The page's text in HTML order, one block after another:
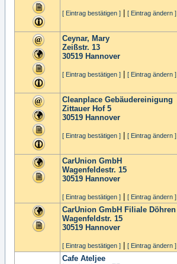
[ Eintrag bestätigen ] [ Eintrag ändern ]
Ceynar, Mary
Zeißstr. 13
30519 Hannover
[ Eintrag bestätigen ] [ Eintrag ändern ]
Cleanplace Gebäudereinigung
Zittauer Hof 5
30519 Hannover
[ Eintrag bestätigen ] [ Eintrag ändern ]
CarUnion GmbH
Wagenfeldestr. 15
30519 Hannover
[ Eintrag bestätigen ] [ Eintrag ändern ]
CarUnion GmbH Filiale Döhren
Wagenfeldstr. 15
30519 Hannover
[ Eintrag bestätigen ] [ Eintrag ändern ]
Cafe Ateljee